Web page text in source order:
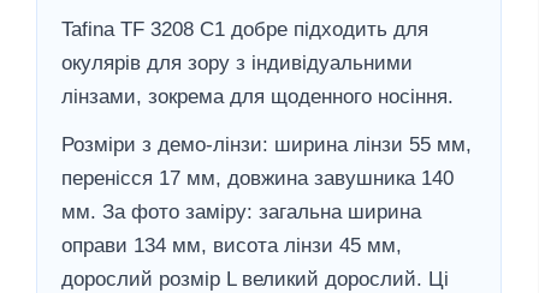
Tafina TF 3208 C1 добре підходить для
окулярів для зору з індивідуальними
лінзами, зокрема для щоденного носіння.
Розміри з демо-лінзи: ширина лінзи 55 мм,
перенісся 17 мм, довжина завушника 140
мм. За фото заміру: загальна ширина
оправи 134 мм, висота лінзи 45 мм,
дорослий розмір L великий дорослий. Ці